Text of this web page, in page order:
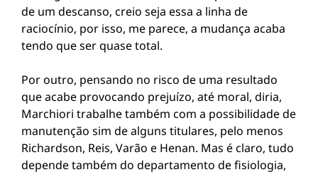
de um descanso, creio seja essa a linha de
raciocínio, por isso, me parece, a mudança acaba
tendo que ser quase total.
Por outro, pensando no risco de uma resultado
que acabe provocando prejuízo, até moral, diria,
Marchiori trabalhe também com a possibilidade de
manutenção sim de alguns titulares, pelo menos
Richardson, Reis, Varão e Henan. Mas é claro, tudo
depende também do departamento de fisiologia,